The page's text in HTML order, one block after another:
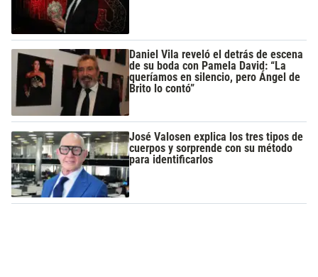
Daniel Vila reveló el detrás de escena
de su boda con Pamela David: “La
queríamos en silencio, pero Ángel de
Brito lo contó”
José Valosen explica los tres tipos de
cuerpos y sorprende con su método
para identificarlos